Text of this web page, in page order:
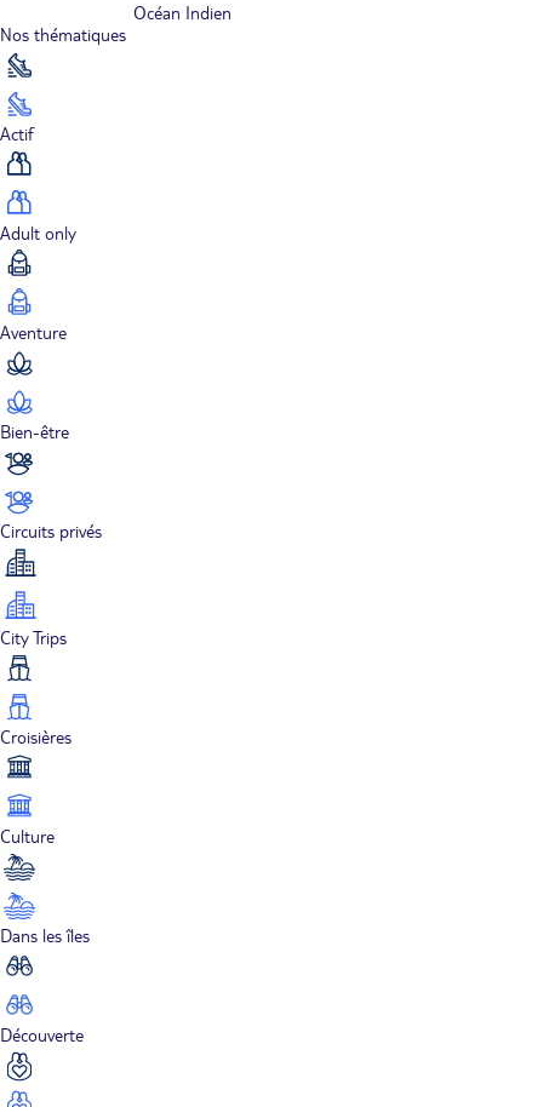
Océan Indien
Nos thématiques
Actif
Adult only
Aventure
Bien-être
Circuits privés
City Trips
Croisières
Culture
Dans les îles
Découverte